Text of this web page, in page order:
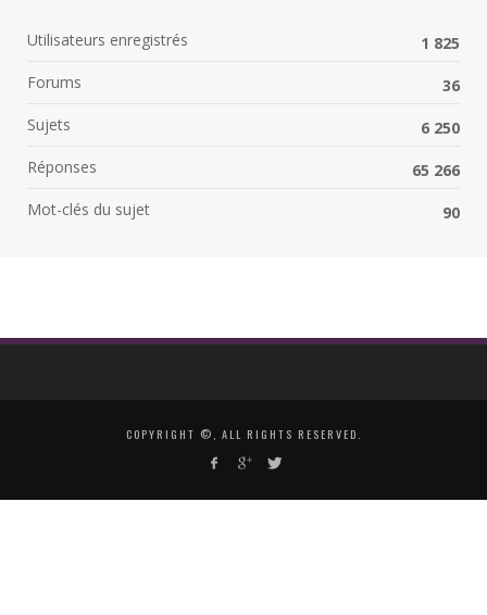
Utilisateurs enregistrés
1 825
Forums
36
Sujets
6 250
Réponses
65 266
Mot-clés du sujet
90
COPYRIGHT ©, ALL RIGHTS RESERVED.